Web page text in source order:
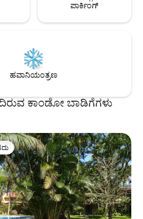
ಪಾರ್ಕಿಂಗ್
ಹವಾನಿಯಂತ್ರಣ
ಕಾಂಡೋ ಬಾಡಿಗೆಗಳು